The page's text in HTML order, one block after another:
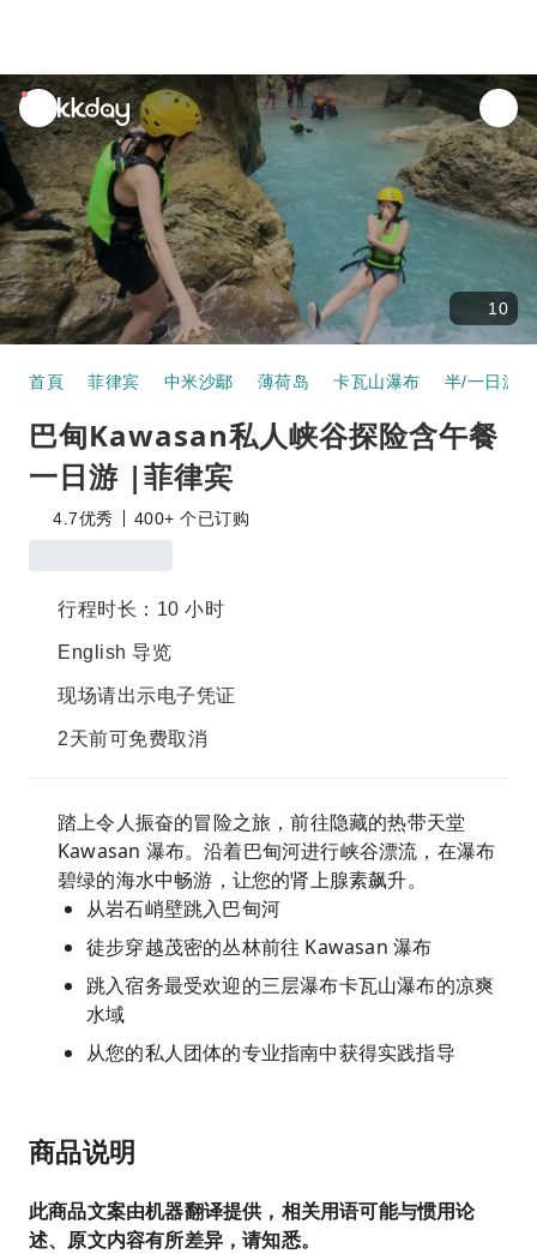
unread
notifications
10
首頁 菲律宾 中米沙鄢 薄荷岛 卡瓦山瀑布 半/一日游
巴甸Kawasan私人峡谷探险含午餐
一日游 |菲律宾
4.7优秀 400+ 个已订购
行程时长：10 小时
English 导览
现场请出示电子凭证
2天前可免费取消
踏上令人振奋的冒险之旅，前往隐藏的热带天堂
Kawasan 瀑布。沿着巴甸河进行峡谷漂流，在瀑布
碧绿的海水中畅游，让您的肾上腺素飙升。
从岩石峭壁跳入巴甸河
徒步穿越茂密的丛林前往 Kawasan 瀑布
跳入宿务最受欢迎的三层瀑布卡瓦山瀑布的凉爽
水域
从您的私人团体的专业指南中获得实践指导
商品说明
此商品文案由机器翻译提供，相关用语可能与惯用论
述、原文内容有所差异，请知悉。